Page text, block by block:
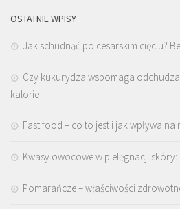
OSTATNIE WPISY
Jak schudnąć po cesarskim cięciu?
Czy kukurydza wspomaga
kalorie
Fast food – co to jest i jak wpływa na
Kwasy owocowe w pielęgnacji
Pomarańcze – właściwości